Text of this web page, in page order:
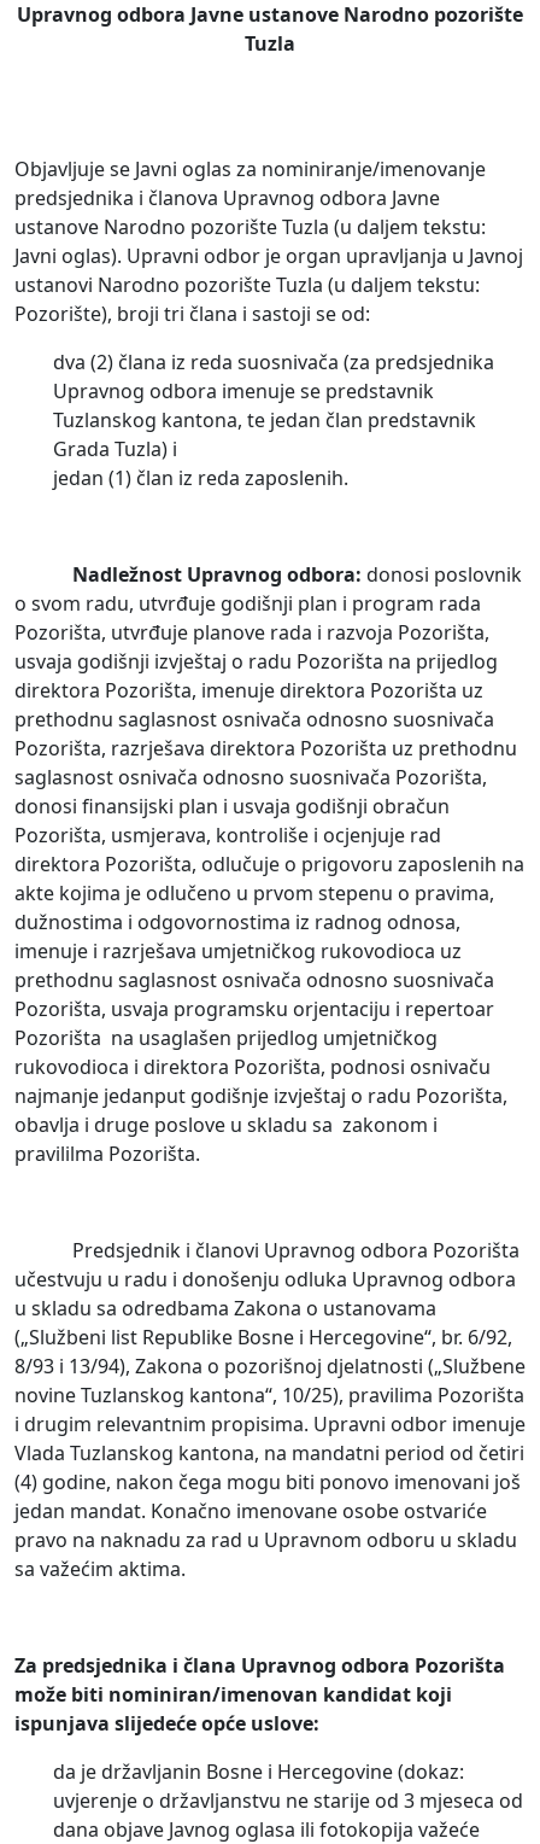
Upravnog odbora Javne ustanove Narodno pozorište
Tuzla
Objavljuje se Javni oglas za nominiranje/imenovanje
predsjednika i članova Upravnog odbora Javne
ustanove Narodno pozorište Tuzla (u daljem tekstu:
Javni oglas). Upravni odbor je organ upravljanja u Javnoj
ustanovi Narodno pozorište Tuzla (u daljem tekstu:
Pozorište), broji tri člana i sastoji se od:
dva (2) člana iz reda suosnivača (za predsjednika
Upravnog odbora imenuje se predstavnik
Tuzlanskog kantona, te jedan član predstavnik
Grada Tuzla) i
jedan (1) član iz reda zaposlenih.
Nadležnost Upravnog odbora: donosi poslovnik
o svom radu, utvrđuje godišnji plan i program rada
Pozorišta, utvrđuje planove rada i razvoja Pozorišta,
usvaja godišnji izvještaj o radu Pozorišta na prijedlog
direktora Pozorišta, imenuje direktora Pozorišta uz
prethodnu saglasnost osnivača odnosno suosnivača
Pozorišta, razrješava direktora Pozorišta uz prethodnu
saglasnost osnivača odnosno suosnivača Pozorišta,
donosi finansijski plan i usvaja godišnji obračun
Pozorišta, usmjerava, kontroliše i ocjenjuje rad
direktora Pozorišta, odlučuje o prigovoru zaposlenih na
akte kojima je odlučeno u prvom stepenu o pravima,
dužnostima i odgovornostima iz radnog odnosa,
imenuje i razrješava umjetničkog rukovodioca uz
prethodnu saglasnost osnivača odnosno suosnivača
Pozorišta, usvaja programsku orjentaciju i repertoar
Pozorišta na usaglašen prijedlog umjetničkog
rukovodioca i direktora Pozorišta, podnosi osnivaču
najmanje jedanput godišnje izvještaj o radu Pozorišta,
obavlja i druge poslove u skladu sa zakonom i
pravililma Pozorišta.
Predsjednik i članovi Upravnog odbora Pozorišta
učestvuju u radu i donošenju odluka Upravnog odbora
u skladu sa odredbama Zakona o ustanovama
(„Službeni list Republike Bosne i Hercegovine“, br. 6/92,
8/93 i 13/94), Zakona o pozorišnoj djelatnosti („Službene
novine Tuzlanskog kantona“, 10/25), pravilima Pozorišta
i drugim relevantnim propisima. Upravni odbor imenuje
Vlada Tuzlanskog kantona, na mandatni period od četiri
(4) godine, nakon čega mogu biti ponovo imenovani još
jedan mandat. Konačno imenovane osobe ostvariće
pravo na naknadu za rad u Upravnom odboru u skladu
sa važećim aktima.
Za predsjednika i člana Upravnog odbora Pozorišta
može biti nominiran/imenovan kandidat koji
ispunjava slijedeće opće uslove:
da je državljanin Bosne i Hercegovine (dokaz:
uvjerenje o državljanstvu ne starije od 3 mjeseca od
dana objave Javnog oglasa ili fotokopija važeće